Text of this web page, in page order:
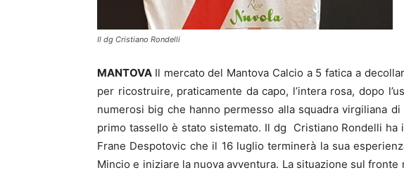
Il dg Cristiano Rondelli
MANTOVA Il mercato del Mantova Calcio a 5 fatica a
per ricostruire, praticamente da capo, l’intera rosa, dopo
numerosi big che hanno permesso alla squadra virgiliana
primo tassello è stato sistemato. Il dg Cristiano Rondelli ha
Frane Despotovic che il 16 luglio terminerà la sua
Mincio e iniziare la nuova avventura. La situazione sul